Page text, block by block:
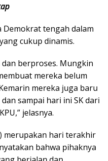
tengah dalam
cukup dinamis.
berproses. Mungkin
mereka belum
mereka juga baru
sampai hari ini SK dari
jelasnya.
merupakan hari terakhir
bahwa pihaknya